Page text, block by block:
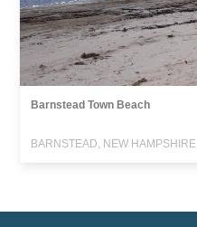
Barnstead Town Beach
BARNSTEAD, NEW HAMPSHIRE